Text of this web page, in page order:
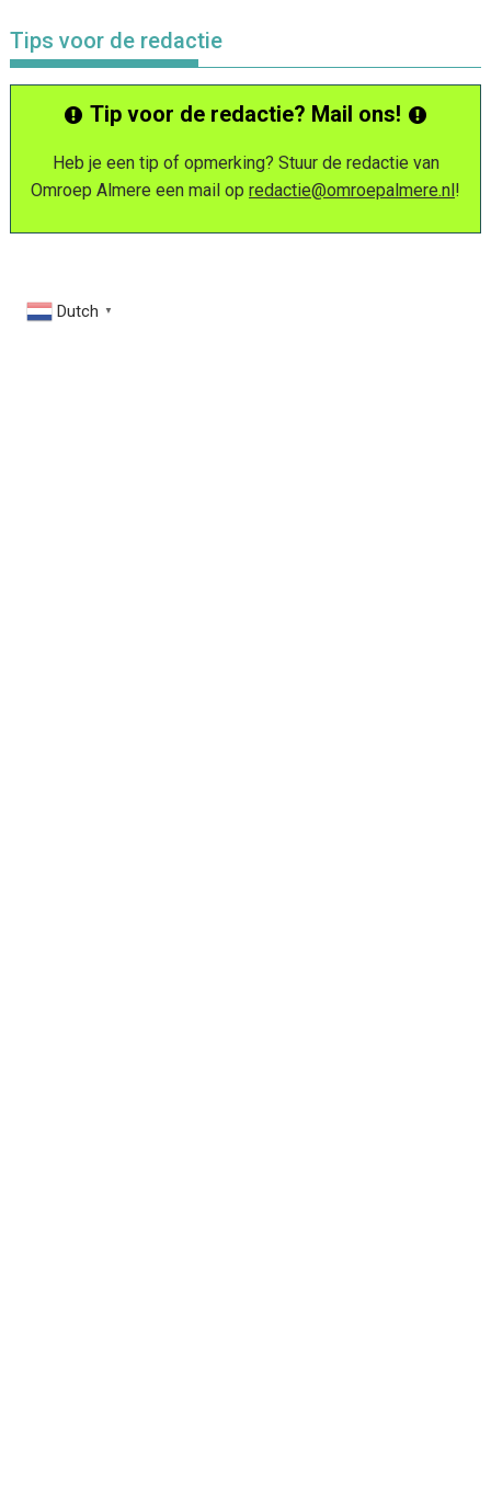
Tips voor de redactie
Tip voor de redactie? Mail ons!
Heb je een tip of opmerking? Stuur de redactie van
Omroep Almere een mail op redactie@omroepalmere.nl!
Dutch ▼